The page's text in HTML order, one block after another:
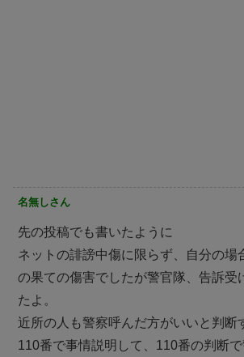
名無しさん
先の投稿でも書いたように
ネットの誹謗中傷に限らず、自分の場
の果ての傷害でしたが警官隊、告訴受
たよ。
近所の人も警察呼んだ方がいいと判断
110番で事情説明して、110番の判断